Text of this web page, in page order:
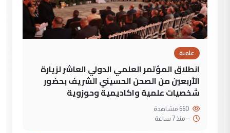
علمية
انطلاق المؤتمر العلمي الدولي العاشر لزيارة
الأربعين من الصحن الحسيني الشريف بحضور
شخصيات علمية واكاديمية وحوزوية
--منذ 7 ساعة